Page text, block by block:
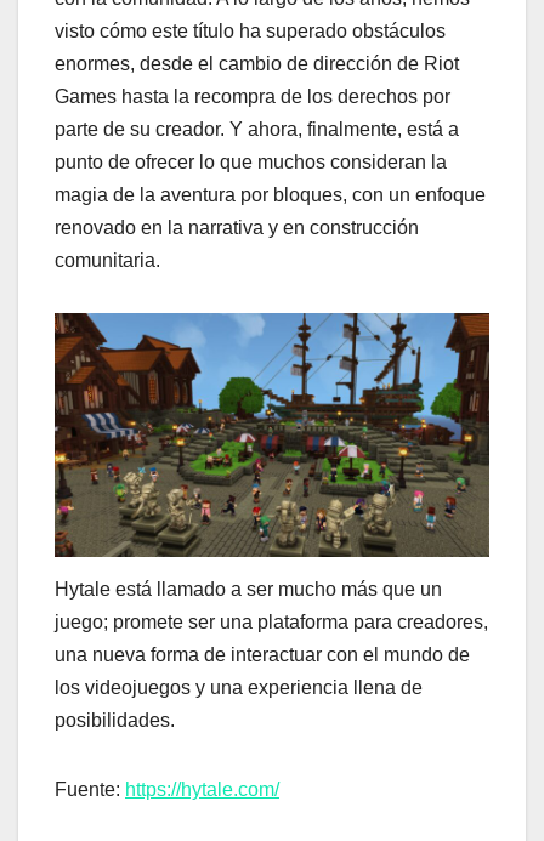
visto cómo este título ha superado obstáculos
enormes, desde el cambio de dirección de Riot
Games hasta la recompra de los derechos por
parte de su creador. Y ahora, finalmente, está a
punto de ofrecer lo que muchos consideran la
magia de la aventura por bloques, con un enfoque
renovado en la narrativa y en construcción
comunitaria.
Hytale está llamado a ser mucho más que un
juego; promete ser una plataforma para creadores,
una nueva forma de interactuar con el mundo de
los videojuegos y una experiencia llena de
posibilidades.
Fuente: https://hytale.com/